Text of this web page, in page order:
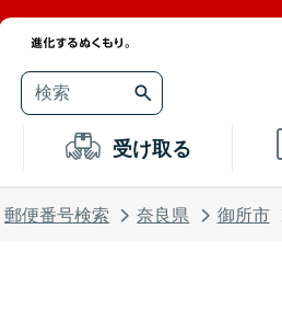
受け取る
郵便番号検索 奈良県 御所市